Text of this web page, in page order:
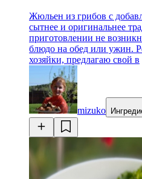
Жюльен из грибов с
сытнее и оригинальнее
приготовлении не
блюдо на обед или ужин.
хозяйки, предлагаю свой в
mizuko